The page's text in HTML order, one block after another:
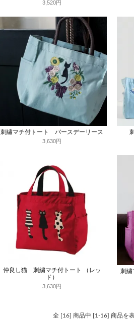
3,520円
刺繍マチ付トート バースデーリース
3,630円
仲良し猫 刺繍マチ付トート （レッ
ド）
3,630円
刺繍
全 [16] 商品中 [1-16] 商品を